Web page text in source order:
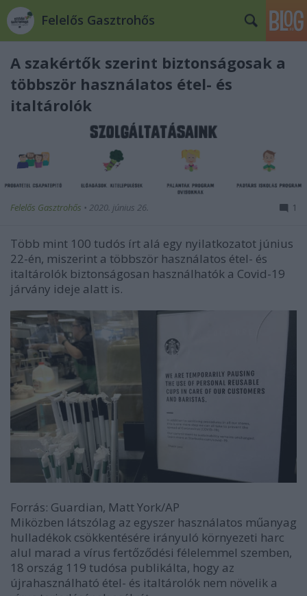
Felelős Gasztrohős
A szakértők szerint biztonságosak a
többször használatos étel- és
italtárolók
Felelős Gasztrohős • 2020. június 26. 1
Több mint 100 tudós írt alá egy nyilatkozatot június
22-én, miszerint a többször használatos étel- és
italtárolók biztonságosan használhatók a Covid-19
járvány ideje alatt is.
Forrás: Guardian, Matt York/AP
Miközben látszólag az egyszer használatos műanyag
hulladékok csökkentésére irányuló környezeti harc
alul marad a vírus fertőződési félelemmel szemben,
18 ország 119 tudósa publikálta, hogy az
újrahasználható étel- és italtárolók nem növelik a